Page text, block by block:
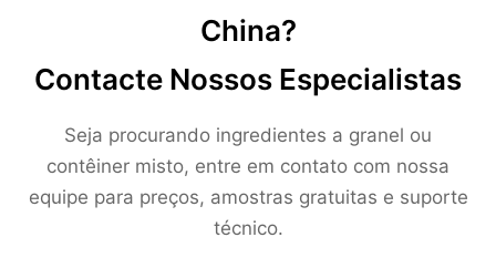
China?
Contacte Nossos Especialistas
Seja procurando ingredientes a granel ou
contêiner misto, entre em contato com nossa
equipe para preços, amostras gratuitas e suporte
técnico.